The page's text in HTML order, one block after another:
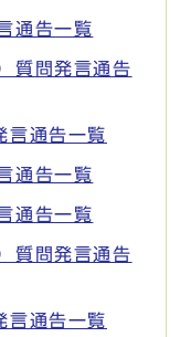
通告一覧
質問発言通告
言通告一覧
通告一覧
通告一覧
質問発言通告
言通告一覧